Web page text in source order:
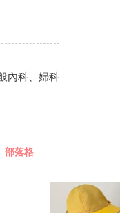
內科、婦科
部落格